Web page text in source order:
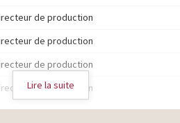
de production
de production
de production
de production
de production
Lire la suite